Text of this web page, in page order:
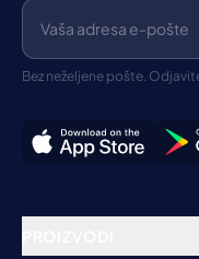
Bez neželjene pošte.